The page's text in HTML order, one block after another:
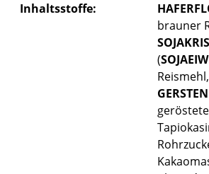
Inhaltsstoffe:
brauner
(
Reismehl,
geröstete